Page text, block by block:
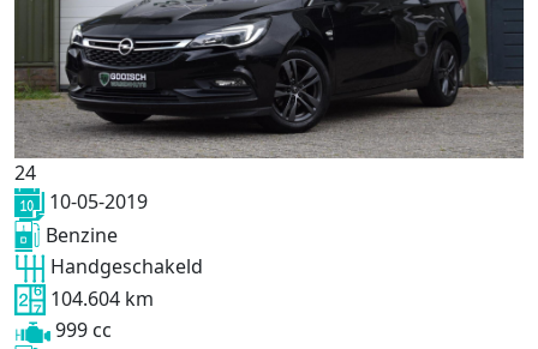
24
10-05-2019
Benzine
Handgeschakeld
104.604 km
999 cc